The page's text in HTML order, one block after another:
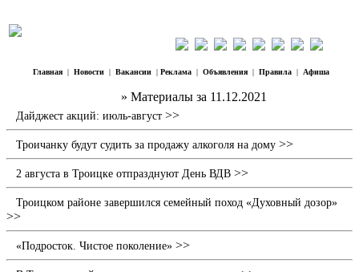
Главная | Новости | Вакансии | Реклама | Объявления | Правила | Афиша
» Материалы за 11.12.2021
Дайджест акций: июль-август >>
Троичанку будут судить за продажу алкоголя на дому >>
2 августа в Троицке отпразднуют День ВДВ >>
Троицком районе завершился семейный поход «Духовный дозор»
>>
«Подросток. Чистое поколение» >>